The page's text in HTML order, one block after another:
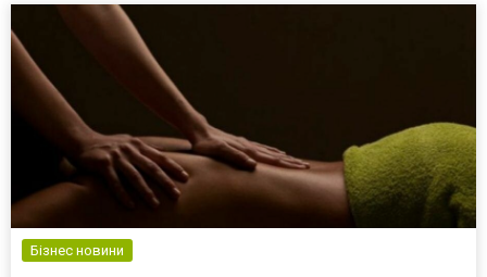
повышенными нагрузк...
Бізнес новини